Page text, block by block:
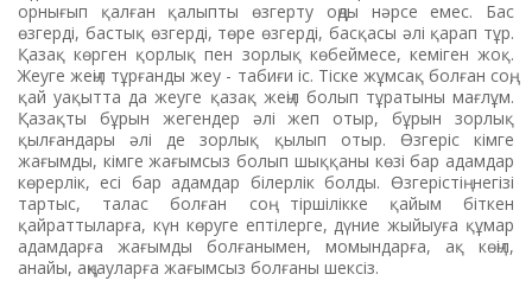
орнығып қалған қалыпты өзгерту оңды нәрсе емес. Бас
өзгерді, бастық өзгерді, төре өзгерді, басқасы әлі қарап тұр.
Қазақ көрген қорлық пен зорлық көбеймесе, кеміген жоқ.
Жеуге жеңіл тұрғанды жеу - табиғи іс. Тіске жұмсақ болған соң,
қай уақытта да жеуге қазақ жеңіл болып тұратыны мағлұм.
Қазақты бұрын жегендер әлі жеп отыр, бұрын зорлық
қылғандары әлі де зорлық қылып отыр. Өзгеріс кімге
жағымды, кімге жағымсыз болып шыққаны көзі бар адамдар
көрерлік, есі бар адамдар білерлік болды. Өзгерістің негізі
тартыс, талас болған соң тіршілікке қайым біткен
қайраттыларға, күн көруге ептілерге, дүние жыйыуға құмар
адамдарға жағымды болғанымен, момындарға, ақ көңіл,
анайы, аңқауларға жағымсыз болғаны шексіз.